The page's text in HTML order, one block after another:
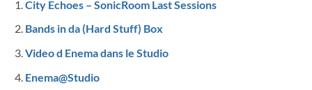
City Echoes – SonicRoom Last Sessions
Bands in da (Hard Stuff) Box
Video d Enema dans le Studio
Enema@Studio